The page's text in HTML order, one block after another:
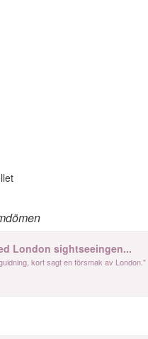
London sightseeingen...
kort sagt en försmak av London."